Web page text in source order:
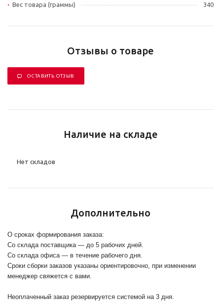
Вес товара (граммы)
340
Отзывы о товаре
ОСТАВИТЬ ОТЗЫВ
Наличие на складе
Нет складов
Дополнительно
О сроках формирования заказа:
Со склада поставщика — до 5 рабочих дней.
Со склада офиса — в течение рабочего дня.
Сроки сборки заказов указаны ориентировочно, при изменении
менеджер свяжется с вами.
Неоплаченный заказ резервируется системой на 3 дня.